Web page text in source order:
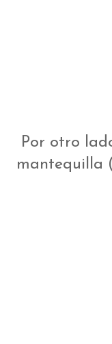
Por otro
mantequilla